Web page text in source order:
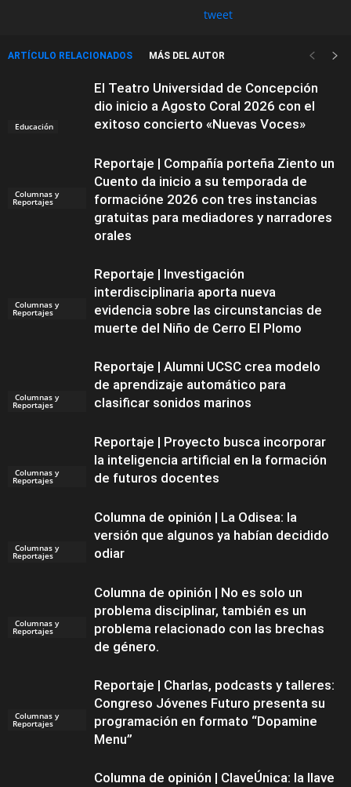
tweet
ARTÍCULO RELACIONADOS MÁS DEL AUTOR
Educación
El Teatro Universidad de Concepción
dio inicio a Agosto Coral 2026 con el
exitoso concierto «Nuevas Voces»
Columnas y
Reportajes
Reportaje | Compañía porteña Ziento un
Cuento da inicio a su temporada de
formacióne 2026 con tres instancias
gratuitas para mediadores y narradores
orales
Columnas y
Reportajes
Reportaje | Investigación
interdisciplinaria aporta nueva
evidencia sobre las circunstancias de
muerte del Niño de Cerro El Plomo
Columnas y
Reportajes
Reportaje | Alumni UCSC crea modelo
de aprendizaje automático para
clasificar sonidos marinos
Columnas y
Reportajes
Reportaje | Proyecto busca incorporar
la inteligencia artificial en la formación
de futuros docentes
Columnas y
Reportajes
Columna de opinión | La Odisea: la
versión que algunos ya habían decidido
odiar
Columnas y
Reportajes
Columna de opinión | No es solo un
problema disciplinar, también es un
problema relacionado con las brechas
de género.
Columnas y
Reportajes
Reportaje | Charlas, podcasts y talleres:
Congreso Jóvenes Futuro presenta su
programación en formato “Dopamine
Menu”
Columna de opinión | ClaveÚnica: la llave